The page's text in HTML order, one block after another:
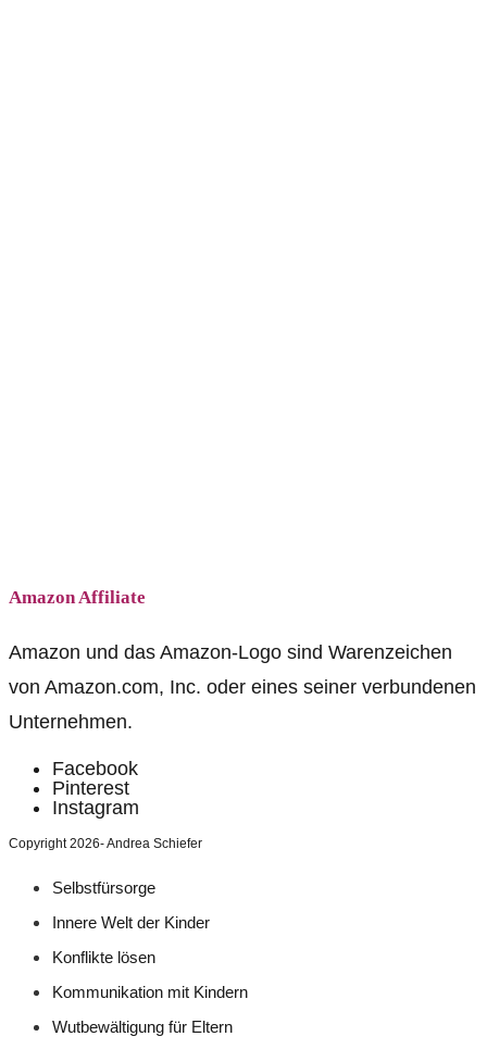
Amazon Affiliate
Amazon und das Amazon-Logo sind Warenzeichen
von Amazon.com, Inc. oder eines seiner verbundenen
Unternehmen.
Facebook
Pinterest
Instagram
Copyright 2026- Andrea Schiefer
Selbstfürsorge
Innere Welt der Kinder
Konflikte lösen
Kommunikation mit Kindern
Wutbewältigung für Eltern